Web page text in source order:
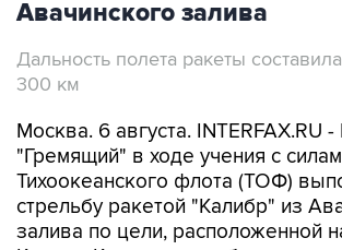
Дальность полета ракеты составила
Москва. 6 августа. INTERFAX.RU -
Тихоокеанского флота (ТОФ)
стрельбу ракетой "Калибр" из
залива по цели, расположенной
Кура на Камчатке, сообщила
флота в четверг.